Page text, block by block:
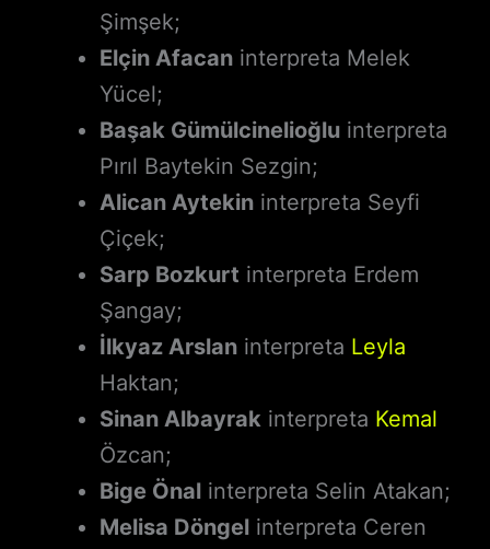
Şimşek;
Elçin Afacaninterpreta Melek
Yücel;
Başak Gümülcinelioğluinterpreta
Pırıl Baytekin Sezgin;
Alican Aytekininterpreta Seyfi
Çiçek;
Sarp Bozkurt interpreta Erdem
Şangay;
İlkyaz Arslaninterpreta Leyla
Haktan;
Sinan Albayrak interpreta Kemal
Özcan;
Bige Önalinterpreta Selin Atakan;
Melisa Döngelinterpreta Ceren